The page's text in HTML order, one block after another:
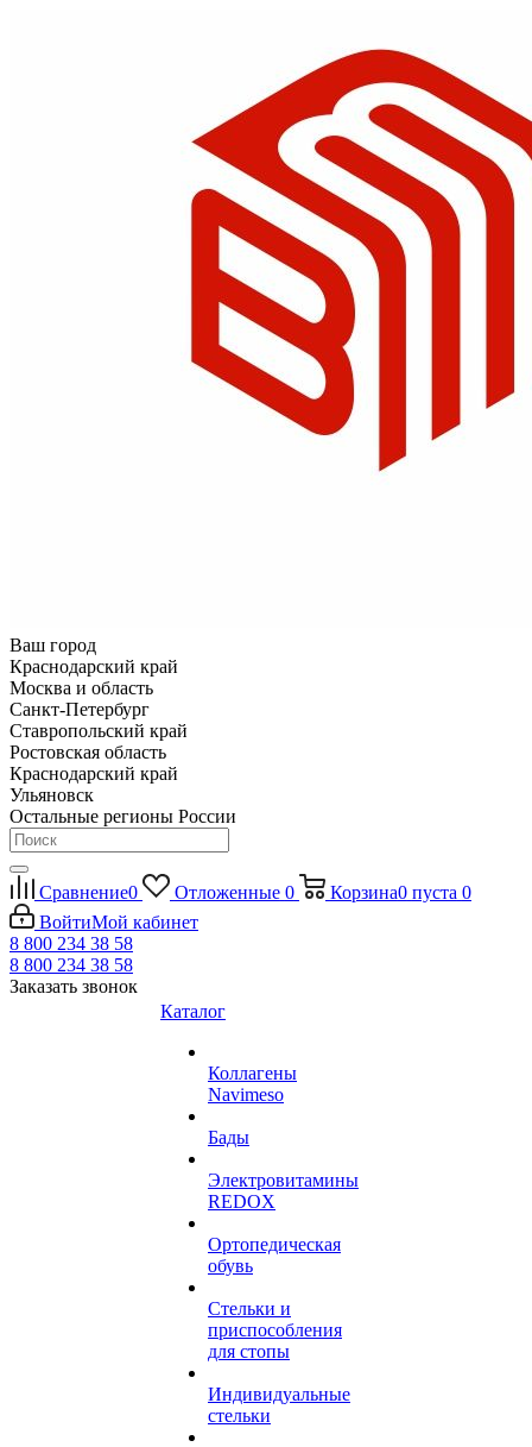
Ваш город
Краснодарский край
Москва и область
Санкт-Петербург
Ставропольский край
Ростовская область
Краснодарский край
Ульяновск
Остальные регионы России
Сравнение0 Отложенные 0 Корзина0 пуста 0
ВойтиМой кабинет
8 800 234 38 58
8 800 234 38 58
Заказать звонок
Каталог
Коллагены
Navimeso
Бады
Электровитамины
REDOX
Ортопедическая
обувь
Стельки и
приспособления
для стопы
Индивидуальные
стельки